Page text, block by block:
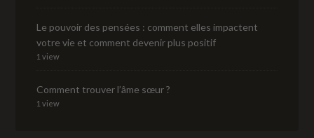
Le pouvoir des pensées : comment elles impactent
votre vie et comment devenir plus positif
1 view
Comment trouver l’âme sœur ?
1 view